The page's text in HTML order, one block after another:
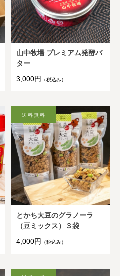
山中牧場 プレミアム発酵バ
ター
3,000円
（税込み）
とかち大豆のグラノーラ
（豆ミックス）３袋
4,000円
（税込み）